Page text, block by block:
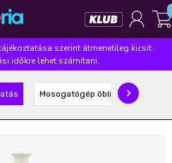
Mosás Mosogatás
Háztartás
Coccolino
szerint átmenetileg kicsit
időkre lehet számítani.
Mosogatógép öblítő, só,